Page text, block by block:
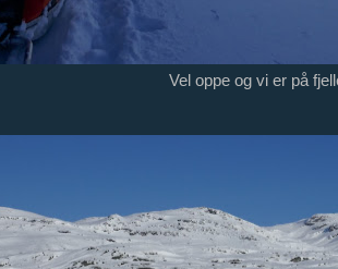
Vel oppe og vi er på